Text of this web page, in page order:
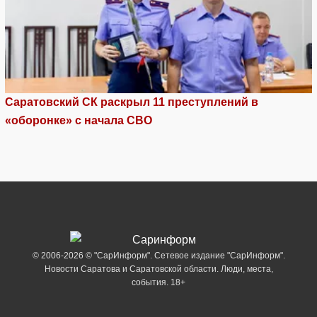
Саратовский СК раскрыл 11 преступлений в
«оборонке» с начала СВО
© 2006-2026 © "СарИнформ". Сетевое издание "СарИнформ".
Новости Саратова и Саратовской области. Люди, места,
события. 18+